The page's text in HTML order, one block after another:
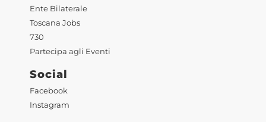
Ente Bilaterale
Toscana Jobs
730
Partecipa agli Eventi
Social
Facebook
Instagram